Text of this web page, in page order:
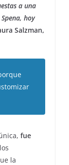
a una
hoy
Salzman,
fue
la